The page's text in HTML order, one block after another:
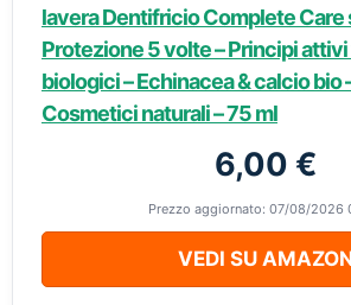
lavera Dentifricio Complete Care
Protezione 5 volte – Principi
biologici – Echinacea & calcio bio
Cosmetici naturali – 75 ml
6,00 €
Prezzo aggiornato: 07/08/2026
VEDI SU